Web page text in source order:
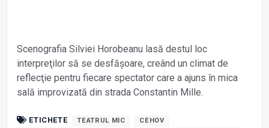
Scenografia Silviei Horobeanu lasă destul loc
interpreţilor să se desfășoare, creând un climat de
reflecţie pentru fiecare spectator care a ajuns în mica
sală improvizată din strada Constantin Mille.
ETICHETE TEATRUL MIC
CEHOV